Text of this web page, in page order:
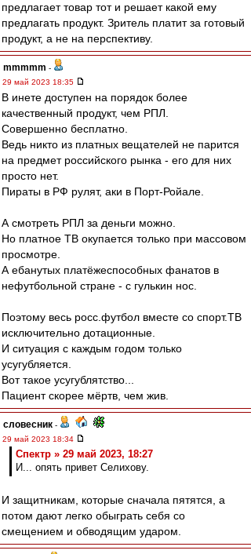
предлагает товар тот и решает какой ему
предлагать продукт. Зритель платит за готовый
продукт, а не на перспективу.
mmmmm -
29 май 2023 18:35
В инете доступен на порядок более
качественный продукт, чем РПЛ.
Совершенно бесплатно.
Ведь никто из платных вещателей не парится
на предмет российского рынка - его для них
просто нет.
Пираты в РФ рулят, аки в Порт-Ройале.
А смотреть РПЛ за деньги можно.
Но платное ТВ окупается только при массовом
просмотре.
А ебанутых платёжеспособных фанатов в
нефутбольной стране - с гулькин нос.
Поэтому весь росс.футбол вместе со спорт.ТВ
исключительно дотационные.
И ситуация с каждым годом только
усугубляется.
Вот такое усугублятство...
Пациент скорее мёртв, чем жив.
словесник -
29 май 2023 18:34
Спектр » 29 май 2023, 18:27
И... опять привет Селихову.
И защитникам, которые сначала пятятся, а
потом дают легко обыграть себя со
смещением и обводящим ударом.